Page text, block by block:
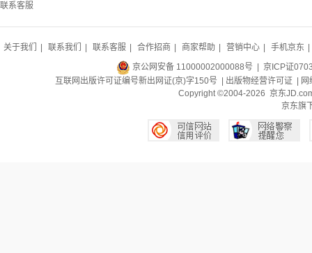
联系客服
关于我们 联系我们 联系客服 合作招商 商家帮助 营销中心 手机京东
京公网安备 11000002000088号 | 京ICP证
互联网出版许可证编号新出网证(京)字150号 | 出版物经营许可证
Copyright ©2004-2026 京东
京东旗